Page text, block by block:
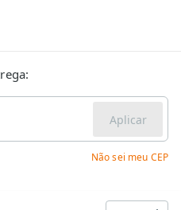
Aplicar
Não sei meu CEP